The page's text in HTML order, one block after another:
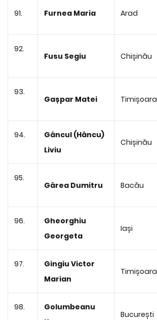
91. Furnea Maria Arad
92.
Fusu Segiu Chișinău
93.
Gașpar Matei Timișoara
94.
Gâncul (Hâncu)
Liviu
Chișinău
95.
Gârea Dumitru Bacău
96.
Gheorghiu
Georgeta
Iași
97.
Gingiu Victor
Marian
Timișoara
98.
Golumbeanu
București